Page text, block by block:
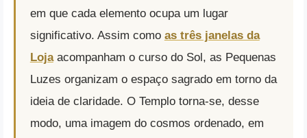
em que cada elemento ocupa um lugar
significativo. Assim como as três janelas da
Lojaacompanham o curso do Sol, as Pequenas
Luzes organizam o espaço sagrado em torno da
ideia de claridade. O Templo torna-se, desse
modo, uma imagem do cosmos ordenado, em